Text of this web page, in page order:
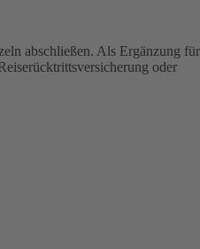
abschließen. Als Ergänzung für
oder